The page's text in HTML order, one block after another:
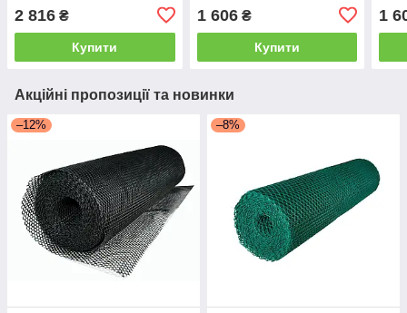
2 816 ₴
Купити
1 606₴
Купити
1
Акційні пропозиції та новинки
–12% –8%